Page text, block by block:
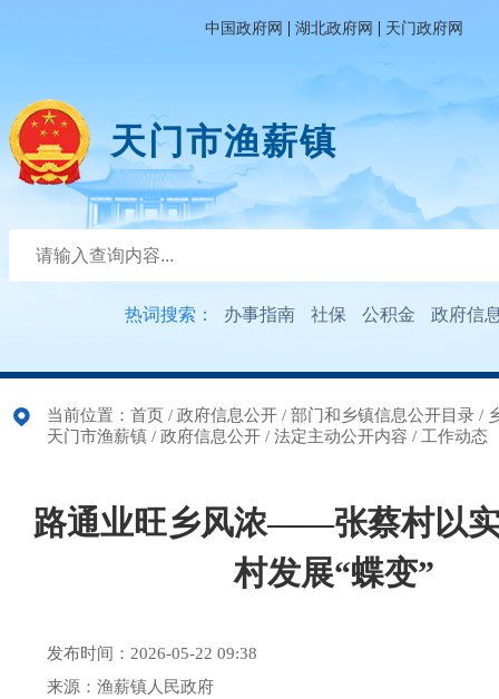
中国政府网 | 湖北政府网 | 天门政府网
天门市渔薪镇
热词搜索： 办事指南 社保 公积金 政府信
当前位置： 首页 / 政府信息公开 / 部门和乡镇信息公开目录 /
天门市渔薪镇 / 政府信息公开 / 法定主动公开内容 / 工作动态
路通业旺乡风浓——张蔡村以
村发展“蝶变”
发布时间：2026-05-22 09:38
来源：渔薪镇人民政府